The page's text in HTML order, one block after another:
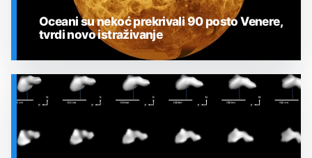
SVEMIR
Oceani su nekoć prekrivali 90 posto Venere,
tvrdi novo istraživanje